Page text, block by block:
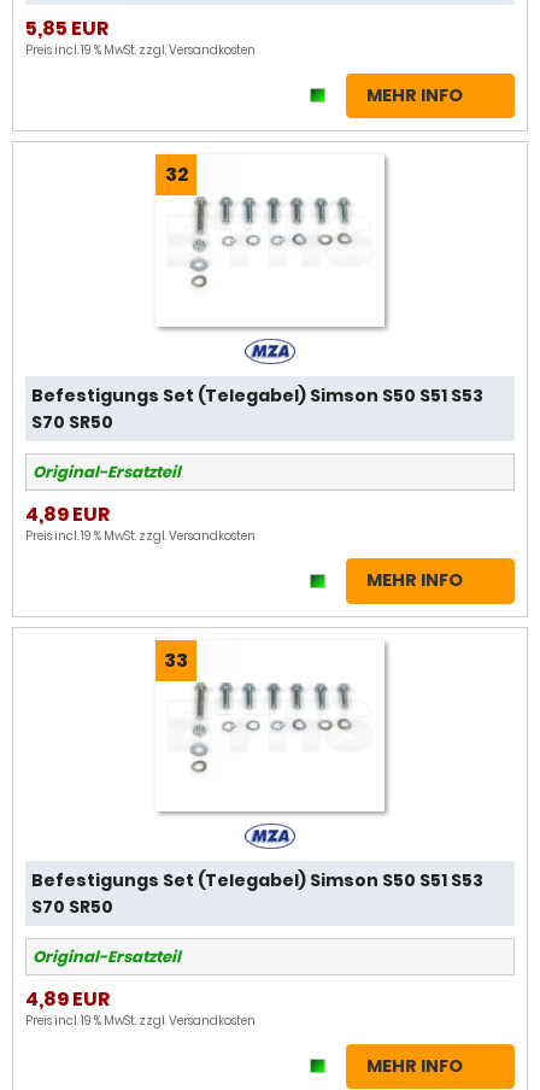
5,85 EUR
Preis incl. 19 % MwSt. zzgl.Versandkosten
MEHR INFO
32
Befestigungs Set (Telegabel) Simson S50 S51 S53
S70 SR50
Original-Ersatzteil
4,89 EUR
Preis incl. 19 % MwSt. zzgl.Versandkosten
MEHR INFO
33
Befestigungs Set (Telegabel) Simson S50 S51 S53
S70 SR50
Original-Ersatzteil
4,89 EUR
Preis incl. 19 % MwSt. zzgl.Versandkosten
MEHR INFO